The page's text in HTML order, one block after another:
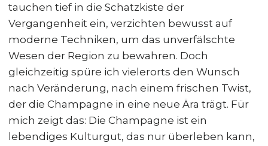
tauchen tief in die Schatzkiste der
Vergangenheit ein, verzichten bewusst auf
moderne Techniken, um das unverfälschte
Wesen der Region zu bewahren. Doch
gleichzeitig spüre ich vielerorts den Wunsch
nach Veränderung, nach einem frischen Twist,
der die Champagne in eine neue Ära trägt. Für
mich zeigt das: Die Champagne ist ein
lebendiges Kulturgut, das nur überleben kann,